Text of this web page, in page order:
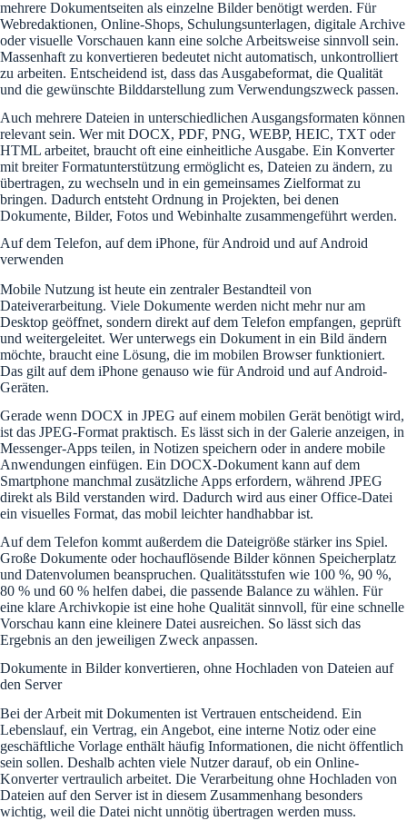
mehrere Dokumentseiten als einzelne Bilder benötigt werden. Für
Webredaktionen, Online-Shops, Schulungsunterlagen, digitale Archive
oder visuelle Vorschauen kann eine solche Arbeitsweise sinnvoll sein.
Massenhaft zu konvertieren bedeutet nicht automatisch, unkontrolliert
zu arbeiten. Entscheidend ist, dass das Ausgabeformat, die Qualität
und die gewünschte Bilddarstellung zum Verwendungszweck passen.
Auch mehrere Dateien in unterschiedlichen Ausgangsformaten können
relevant sein. Wer mit DOCX, PDF, PNG, WEBP, HEIC, TXT oder
HTML arbeitet, braucht oft eine einheitliche Ausgabe. Ein Konverter
mit breiter Formatunterstützung ermöglicht es, Dateien zu ändern, zu
übertragen, zu wechseln und in ein gemeinsames Zielformat zu
bringen. Dadurch entsteht Ordnung in Projekten, bei denen
Dokumente, Bilder, Fotos und Webinhalte zusammengeführt werden.
Auf dem Telefon, auf dem iPhone, für Android und auf Android
verwenden
Mobile Nutzung ist heute ein zentraler Bestandteil von
Dateiverarbeitung. Viele Dokumente werden nicht mehr nur am
Desktop geöffnet, sondern direkt auf dem Telefon empfangen, geprüft
und weitergeleitet. Wer unterwegs ein Dokument in ein Bild ändern
möchte, braucht eine Lösung, die im mobilen Browser funktioniert.
Das gilt auf dem iPhone genauso wie für Android und auf Android-
Geräten.
Gerade wenn DOCX in JPEG auf einem mobilen Gerät benötigt wird,
ist das JPEG-Format praktisch. Es lässt sich in der Galerie anzeigen, in
Messenger-Apps teilen, in Notizen speichern oder in andere mobile
Anwendungen einfügen. Ein DOCX-Dokument kann auf dem
Smartphone manchmal zusätzliche Apps erfordern, während JPEG
direkt als Bild verstanden wird. Dadurch wird aus einer Office-Datei
ein visuelles Format, das mobil leichter handhabbar ist.
Auf dem Telefon kommt außerdem die Dateigröße stärker ins Spiel.
Große Dokumente oder hochauflösende Bilder können Speicherplatz
und Datenvolumen beanspruchen. Qualitätsstufen wie 100 %, 90 %,
80 % und 60 % helfen dabei, die passende Balance zu wählen. Für
eine klare Archivkopie ist eine hohe Qualität sinnvoll, für eine schnelle
Vorschau kann eine kleinere Datei ausreichen. So lässt sich das
Ergebnis an den jeweiligen Zweck anpassen.
Dokumente in Bilder konvertieren, ohne Hochladen von Dateien auf
den Server
Bei der Arbeit mit Dokumenten ist Vertrauen entscheidend. Ein
Lebenslauf, ein Vertrag, ein Angebot, eine interne Notiz oder eine
geschäftliche Vorlage enthält häufig Informationen, die nicht öffentlich
sein sollen. Deshalb achten viele Nutzer darauf, ob ein Online-
Konverter vertraulich arbeitet. Die Verarbeitung ohne Hochladen von
Dateien auf den Server ist in diesem Zusammenhang besonders
wichtig, weil die Datei nicht unnötig übertragen werden muss.